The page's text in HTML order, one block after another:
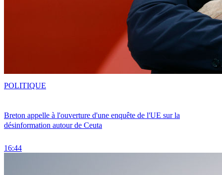
Breton appelle à l'ouverture d'une enquête de l'UE sur la
désinformation autour de Ceuta
16:44
POLITIQUE